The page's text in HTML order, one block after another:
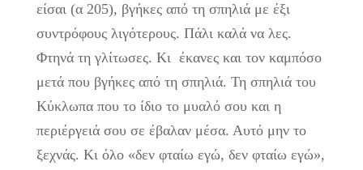
είσαι (α 205), βγήκες από τη σπηλιά με έξι
συντρόφους λιγότερους. Πάλι καλά να λες.
Φτηνά τη γλίτωσες. Κι έκανες και τον καμπόσο
μετά που βγήκες από τη σπηλιά. Τη σπηλιά του
Κύκλωπα που το ίδιο το μυαλό σου και η
περιέργειά σου σε έβαλαν μέσα. Αυτό μην το
ξεχνάς. Κι όλο «δεν φταίω εγώ, δεν φταίω εγώ»,